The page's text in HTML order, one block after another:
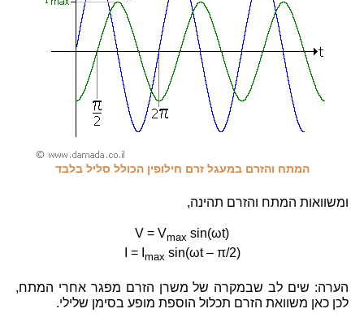
המתח והזרם במעגל זרם חילופין הכולל סליל בלבד
ומשוואות המתח והזרם תהינה,
V = Vmax sin(ωt)
I = I max sin(ωt – π/2)
הערה: שים לב שבמקרה של משרן הזרם מפגר אחרי המתח,
לכן כאן משוואת הזרם תכלול הוספת מופע בסימן שלילי.